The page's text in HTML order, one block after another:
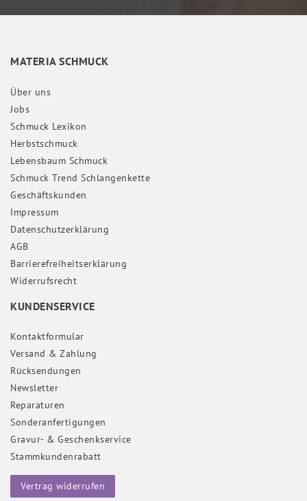
MATERIA SCHMUCK
Über uns
Jobs
Schmuck Lexikon
Herbstschmuck
Lebensbaum Schmuck
Schmuck Trend Schlangenkette
Geschäftskunden
Impressum
Daten­schutz­erklärung
AGB
Barrierefreiheitserklärung
Widerrufs­recht
KUNDENSERVICE
Kontaktformular
Versand & Zahlung
Rücksendungen
Newsletter
Reparaturen
Sonderanfertigungen
Gravur- & Geschenkservice
Stammkundenrabatt
Vertrag widerrufen